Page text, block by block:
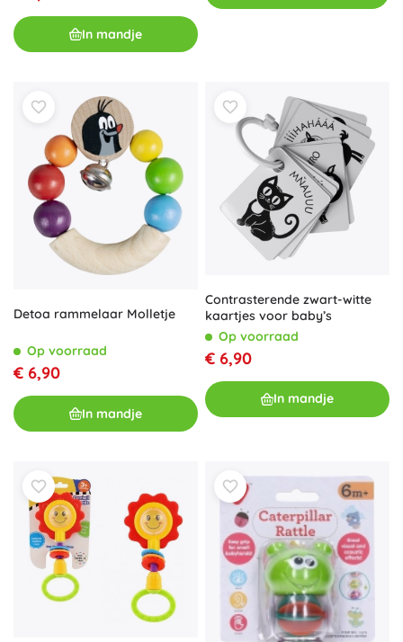
In mandje
Detoa rammelaar Molletje
Op voorraad
€ 6,90
In mandje
Contrasterende zwart-witte
kaartjes voor baby’s
Op voorraad
€ 6,90
In mandje